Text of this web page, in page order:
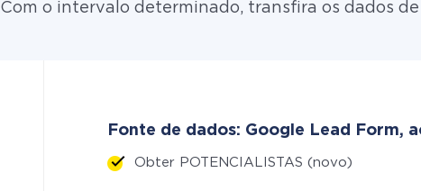
Com o intervalo determinado, transfira os dados
Fonte de dados: Google Lead Form,
Obter POTENCIALISTAS (novo)